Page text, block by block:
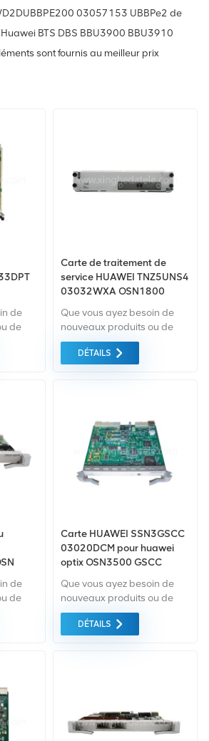
03057153 UBBPe2 de
BTS DBS BBU3900 BBU3910
sont fournis au meilleur prix
de
de
une
des
Carte de traitement de
service HUAWEI TNZ5UNS4
03032WXA OSN1800
Que vous ayez besoin de
nouveaux produits ou de
produits rénovés, il faut une
approche globale Garantie
achetons uniquement des
. Tout cela est fourni au
meilleur prix possible.
DÉTAILS
de
de
une
des
Carte HUAWEI SSN3GSCC
03020DCM pour huawei
optix OSN3500 GSCC
Que vous ayez besoin de
nouveaux produits ou de
produits rénovés, il faut une
approche globale Garantie
achetons uniquement des
meilleur prix possible.
DÉTAILS